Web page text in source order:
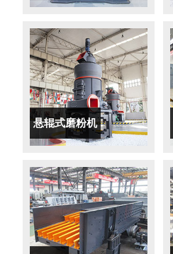
悬辊式磨粉机